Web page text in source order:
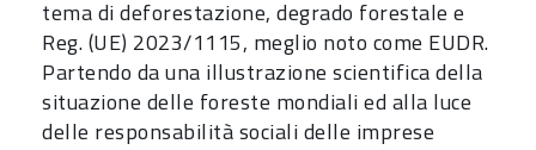
tema di deforestazione, degrado forestale e
Reg. (UE) 2023/1115, meglio noto come EUDR.
Partendo da una illustrazione scientifica della
situazione delle foreste mondiali ed alla luce
delle responsabilità sociali delle imprese